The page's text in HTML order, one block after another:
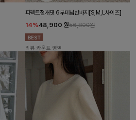
퍼펙트절개핏 6부데님반바지[S,M,L사이즈]
14%48,900 원56,800원
리뷰 카운트 영역